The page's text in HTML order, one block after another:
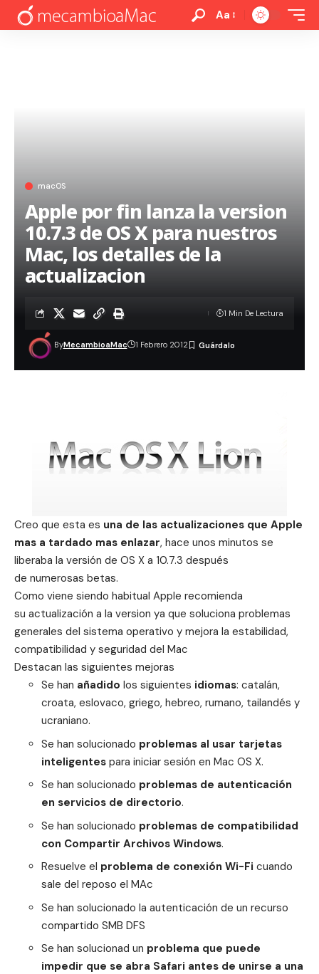
Aa
macOS
Apple por fin lanza la version
10.7.3 de OS X para nuestros
Mac, los detalles de la
actualizacion
ByMecambioaMac 1 Febrero 2012
1 Min De Lectura
Creo que esta es una de las actualizaciones que Apple
mas a tardado mas enlazar, hace unos minutos se
liberaba la versión de OS X a 10.7.3 después
de numerosas betas.
Como viene siendo habitual Apple recomienda
su actualización a la version ya que soluciona problemas
generales del sistema operativo y mejora la estabilidad,
compatibilidad y seguridad del Mac
Destacan las siguientes mejoras
Se han añadido los siguientes idiomas: catalán,
croata, eslovaco, griego, hebreo, rumano, tailandés y
ucraniano.
Se han solucionado problemas al usar tarjetas
inteligentespara iniciar sesión en Mac OS X.
Se han solucionado problemas de autenticación
en servicios de directorio.
Se han solucionado problemas de compatibilidad
con Compartir Archivos Windows.
Resuelve el problema de conexión Wi-Fi cuando
sale del reposo el MAc
Se han solucionado la autenticación de un recurso
compartido SMB DFS
Se han solucionad un problema que puede
impedir que se abra Safari antes de unirse a una